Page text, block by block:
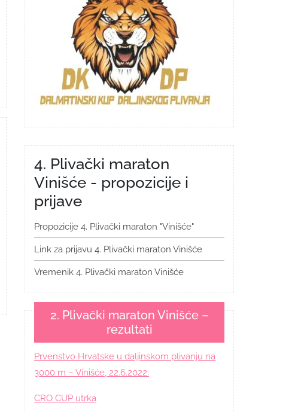
4. Plivački maraton
Vinišće - propozicije i
prijave
Propozicije 4. Plivački maraton "Vinišće"
Link za prijavu 4. Plivački maraton Vinišće
Vremenik 4. Plivački maraton Vinišće
2. Plivački maraton Vinišće –
rezultati
Prvenstvo Hrvatske u daljinskom plivanju na
3000 m – Vinišće, 22.6.2022.
CRO CUP utrka